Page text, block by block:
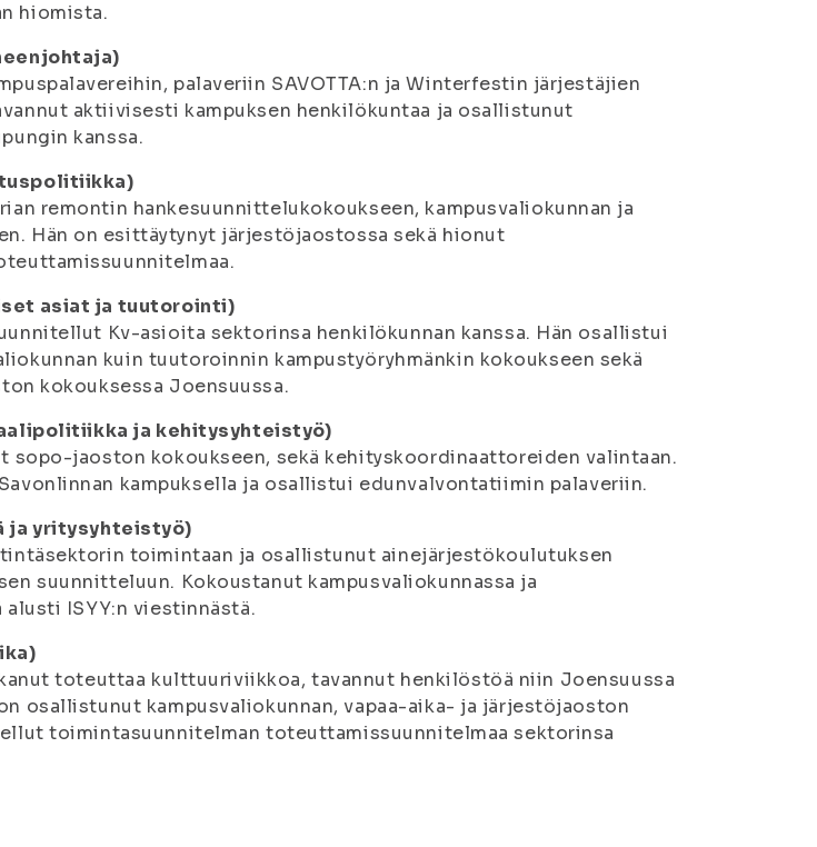
hiomista.
palaveriin SAVOTTA:n ja Winterfestin järjestäjien
aktiivisesti kampuksen henkilökuntaa ja osallistunut
kanssa.
remontin hankesuunnittelukokoukseen, kampusvaliokunnan ja
Hän on esittäytynyt järjestöjaostossa sekä hionut
asiat ja tuutorointi)
Kv-asioita sektorinsa henkilökunnan kanssa. Hän osallistui
kuin tuutoroinnin kampustyöryhmänkin kokoukseen sekä
kokouksessa Joensuussa.
ja kehitysyhteistyö)
sopo-jaoston kokoukseen, sekä kehityskoordinaattoreiden valintaan.
kampuksella ja osallistui edunvalvontatiimin palaveriin.
ja yritysyhteistyö)
toimintaan ja osallistunut ainejärjestökoulutuksen
suunnitteluun. Kokoustanut kampusvaliokunnassa ja
ISYY:n viestinnästä.
toteuttaa kulttuuriviikkoa, tavannut henkilöstöä niin Joensuussa
osallistunut kampusvaliokunnan, vapaa-aika- ja järjestöjaoston
toimintasuunnitelman toteuttamissuunnitelmaa sektorinsa